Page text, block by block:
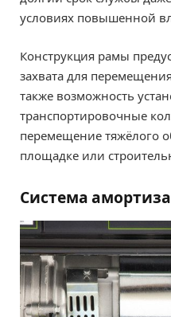
условиях повышенной
Конструкция рамы
захвата для
также возможность
транспортировочные
перемещение тяжёлого
площадке или
Система